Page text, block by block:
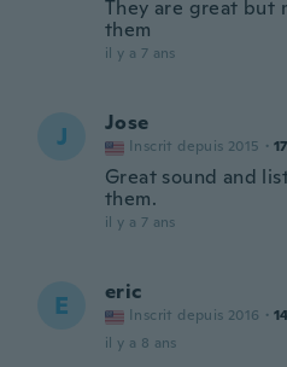
They are great but
them
il y a 7 ans
J Jose
Inscrit depuis 2015 · 17
Great sound and
them.
il y a 7 ans
E eric
Inscrit depuis 2016 · 14
il y a 8 ans